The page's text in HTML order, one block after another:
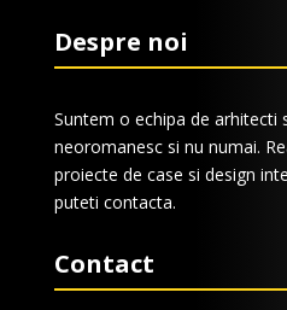
Despre noi
Suntem o echipa de arhitecti
neoromanesc si nu numai.
proiecte de case si design
puteti contacta.
Contact